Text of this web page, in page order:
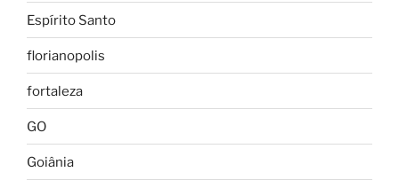
Espírito Santo
florianopolis
fortaleza
GO
Goiânia